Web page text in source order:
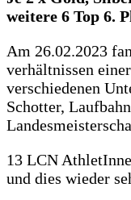
weitere 6 Top 6.
Am 26.02.2023
verhältnissen
verschiedenen
Schotter,
13 LCN
und dies wieder